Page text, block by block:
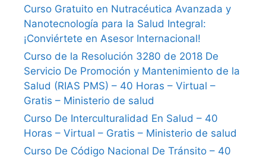
Curso Gratuito en Nutracéutica Avanzada y
Nanotecnología para la Salud Integral:
¡Conviértete en Asesor Internacional!
Curso de la Resolución 3280 de 2018 De
Servicio De Promoción y Mantenimiento de la
Salud (RIAS PMS) – 40 Horas – Virtual –
Gratis – Ministerio de salud
Curso De Interculturalidad En Salud – 40
Horas – Virtual – Gratis – Ministerio de salud
Curso De Código Nacional De Tránsito – 40